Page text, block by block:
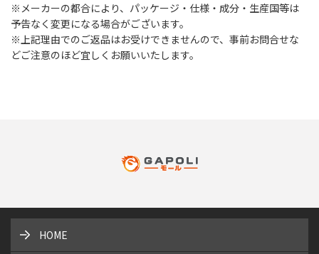
※メーカーの都合により、パッケージ・仕様・成分・生産国等は
予告なく変更になる場合がございます。
※上記理由でのご返品はお受けできませんので、事前お問合せな
どご注意のほど宜しくお願いいたします。
HOME